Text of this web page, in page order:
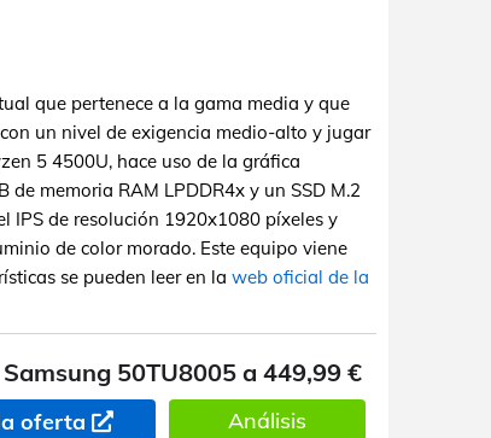
que pertenece a la gama media y que
un nivel de exigencia medio-alto y jugar
5 4500U, hace uso de la gráfica
memoria RAM LPDDR4x y un SSD M.2
IPS de resolución 1920x1080 píxeles y
de color morado. Este equipo viene
se pueden leer en la web oficial de la
Samsung 50TU8005 a 449,99 €
oferta Análisis